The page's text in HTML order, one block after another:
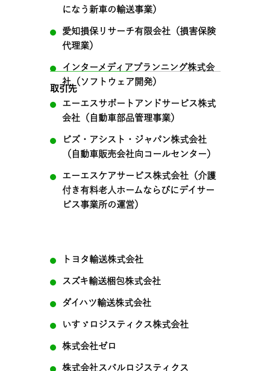
になう新車の輸送事業）
愛知損保リサーチ有限会社（損害保険
代理業）
インターメディアプランニング株式会
社（ソフトウェア開発）
エーエスサポートアンドサービス株式
会社（自動車部品管理事業）
ビズ・アシスト・ジャパン株式会社
（自動車販売会社向コールセンター）
エーエスケアサービス株式会社（介護
付き有料老人ホームならびにデイサー
ビス事業所の運営）
取引先
トヨタ輸送株式会社
スズキ輸送梱包株式会社
ダイハツ輸送株式会社
いすゞロジスティクス株式会社
株式会社ゼロ
株式会社スバルロジスティクス